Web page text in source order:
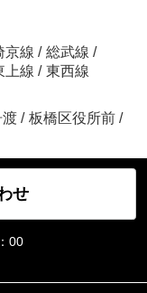
京線 / 総武線 /
上線 / 東西線
渡 / 板橋区役所前 /
せ
00